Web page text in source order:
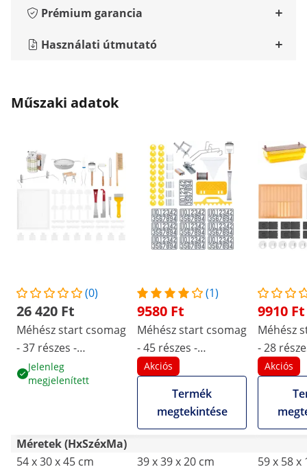
Prémium garancia
Használati útmutató
Műszaki adatok
(0)
26 420 Ft
Méhész start csomag
- 37 részes -
méhészeti füstölő -
kaptárvas -
Jelenleg
megjelenített
(1)
9580 Ft
Méhész start csomag
- 45 részes -
kaptárvas - méhész
drót - feszítő -
heveder rakodó
kaptárhoz -
vödörtartó - fedelező
Akciós
Termék
megtekintése
9910 Ft
Méhész
- 28
heveder -
anyarács
Akciós
Méretek (HxSzéxMa)
54 x 30 x 45 cm
39 x 39 x 20 cm
59 x 58 x